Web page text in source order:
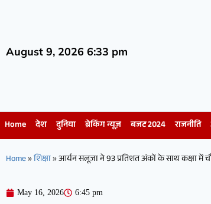
August 9, 2026 6:33 pm
Home देश दुनिया ब्रेकिंग न्यूज़ बजट 2024 राजनीति
Home»शिक्षा»आर्यन सलूजा ने 93 प्रतिशत अंकों के साथ कक्षा में
May 16, 2026 6:45 pm